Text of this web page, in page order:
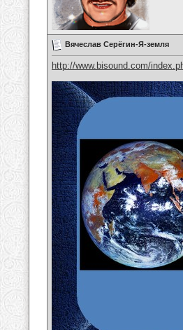
Вячеслав Серёгин-Я-земля
http://www.bisound.com/